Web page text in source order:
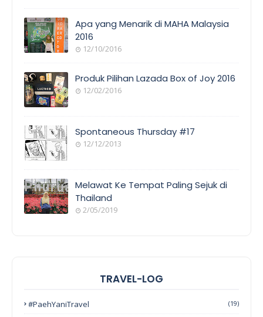
Apa yang Menarik di MAHA Malaysia
2016
12/10/2016
Produk Pilihan Lazada Box of Joy 2016
12/02/2016
Spontaneous Thursday #17
12/12/2013
Melawat Ke Tempat Paling Sejuk di
Thailand
2/05/2019
TRAVEL-LOG
#PaehYaniTravel (19)